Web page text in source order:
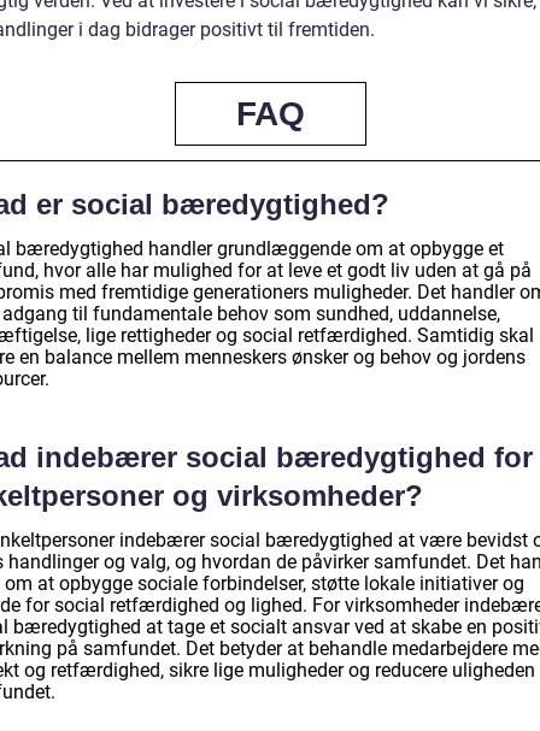
i dag bidrager positivt til fremtiden.
FAQ
er social bæredygtighed?
bæredygtighed handler grundlæggende om at opbygge et
hvor alle har mulighed for at leve et godt liv uden at gå på
med fremtidige generationers muligheder. Det handler
til fundamentale behov som sundhed, uddannelse,
lige rettigheder og social retfærdighed. Samtidig skal
en balance mellem menneskers ønsker og behov og jordens
indebærer social bæredygtighed for
og virksomheder?
indebærer social bæredygtighed at være bevidst
handlinger og valg, og hvordan de påvirker samfundet. Det
om at opbygge sociale forbindelser, støtte lokale initiativer og
for social retfærdighed og lighed. For virksomheder
bæredygtighed at tage et socialt ansvar ved at skabe en
på samfundet. Det betyder at behandle medarbejdere
og retfærdighed, sikre lige muligheder og reducere uligheden